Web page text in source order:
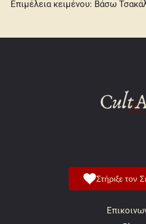
Επιμέλεια κειμένου: Βάσω
Στήριξε τον